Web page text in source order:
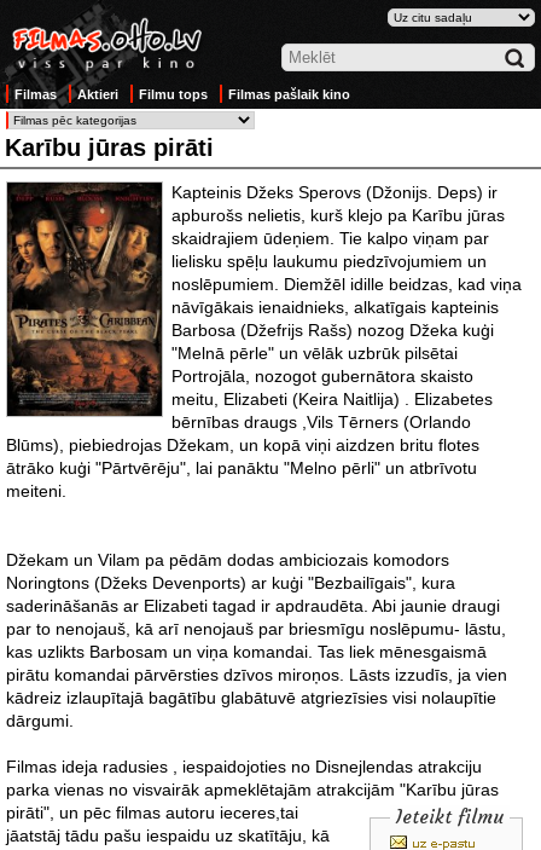
Filmas Aktieri Filmu tops Filmas pašlaik kino
Karību jūras pirāti
Kapteinis Džeks Sperovs (Džonijs. Deps) ir
apburošs nelietis, kurš klejo pa Karību jūras
skaidrajiem ūdeņiem. Tie kalpo viņam par
lielisku spēļu laukumu piedzīvojumiem un
noslēpumiem. Diemžēl idille beidzas, kad viņa
nāvīgākais ienaidnieks, alkatīgais kapteinis
Barbosa (Džefrijs Rašs) nozog Džeka kuģi
"Melnā pērle" un vēlāk uzbrūk pilsētai
Portrojāla, nozogot gubernātora skaisto
meitu, Elizabeti (Keira Naitlija) . Elizabetes
bērnības draugs ,Vils Tērners (Orlando
Blūms), piebiedrojas Džekam, un kopā viņi aizdzen britu flotes
ātrāko kuģi "Pārtvērēju", lai panāktu "Melno pērli" un atbrīvotu
meiteni.
Džekam un Vilam pa pēdām dodas ambiciozais komodors
Noringtons (Džeks Devenports) ar kuģi "Bezbailīgais", kura
saderināšanās ar Elizabeti tagad ir apdraudēta. Abi jaunie draugi
par to nenojauš, kā arī nenojauš par briesmīgu noslēpumu- lāstu,
kas uzlikts Barbosam un viņa komandai. Tas liek mēnesgaismā
pirātu komandai pārvērsties dzīvos miroņos. Lāsts izzudīs, ja vien
kādreiz izlaupītajā bagātību glabātuvē atgriezīsies visi nolaupītie
dārgumi.
Filmas ideja radusies , iespaidojoties no Disnejlendas atrakciju
parka vienas no visvairāk apmeklētajām atrakcijām "Karību jūras
pirāti", un pēc filmas autoru ieceres,tai
jāatstāj tādu pašu iespaidu uz skatītāju, kā
Ieteikt filmu